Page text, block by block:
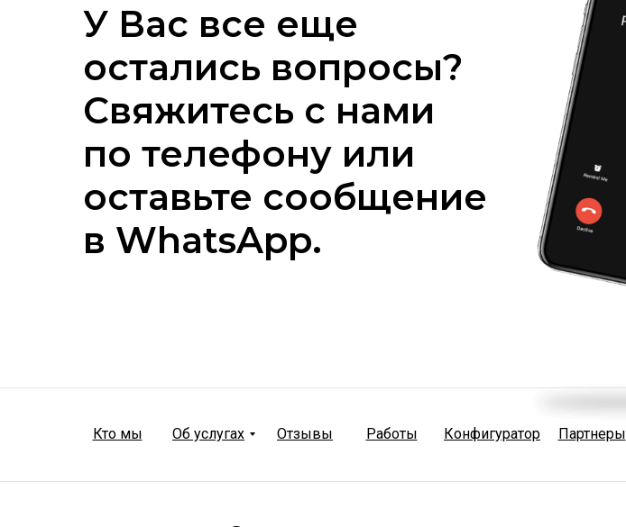
У Вас все еще
остались вопросы?
Свяжитесь с нами
по телефону или
оставьте сообщение
в WhatsApp.
Кто мы Конфигуратор
Отзывы
Об услугах Работы Партнеры